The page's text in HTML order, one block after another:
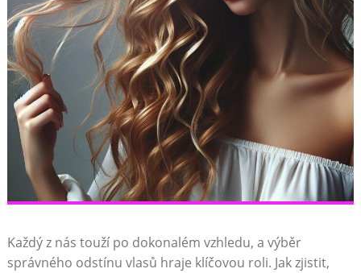
Každý z nás touží po dokonalém vzhledu, a ⁤výběr
správného odstínu⁢ vlasů ⁣hraje klíčovou roli. Jak zjistit,